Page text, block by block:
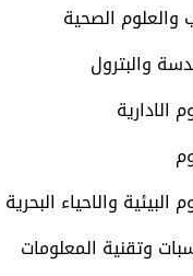
والعلوم الصحية
والبترول
الادارية
البيئية والاحياء البحرية
وتقنية المعلومات